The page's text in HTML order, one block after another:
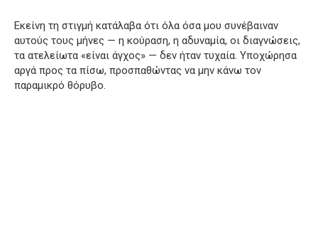
Εκείνη τη στιγμή κατάλαβα ότι όλα όσα μου συνέβαιναν
αυτούς τους μήνες — η κούραση, η αδυναμία, οι διαγνώσεις,
τα ατελείωτα «είναι άγχος» — δεν ήταν τυχαία. Υποχώρησα
αργά προς τα πίσω, προσπαθώντας να μην κάνω τον
παραμικρό θόρυβο.